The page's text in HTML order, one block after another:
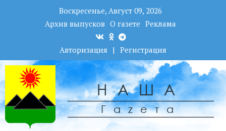
Воскресенье, Август 09, 2026
Архив выпусков О газете Реклама
Авторизация | Регистрация
НАША
Гаzета